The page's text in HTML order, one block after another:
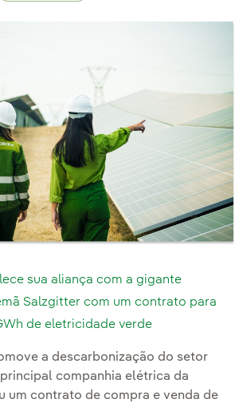
sua aliança com a gigante
Salzgitter com um contrato para
de eletricidade verde
a descarbonização do setor
companhia elétrica da
um contrato de compra e venda de